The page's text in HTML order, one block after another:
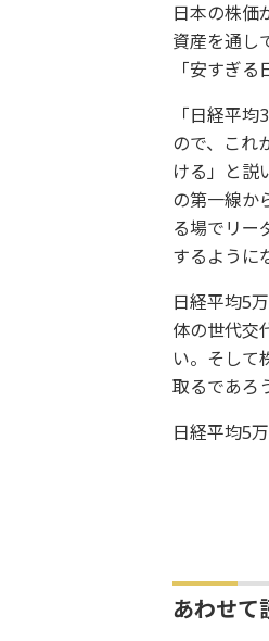
日本の株価
資産を通し
「安すぎ
「日経平
ので、これ
ける」と説
の第一線か
る場でリー
するように
日経平均5
体の世代交
い。そして
取るであろ
日経平均5
あわせて